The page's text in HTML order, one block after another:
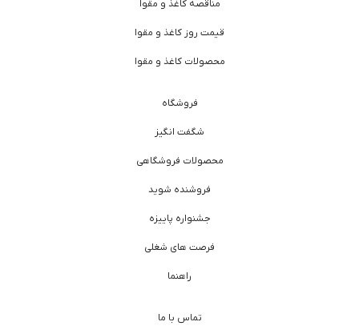
مناقصه کاغذ و مقوا
قیمت روز کاغذ و مقوا
محصولات کاغذ و مقوا
فروشگاه
شگفت انگیز
محصولات فروشگاهی
فروشنده شوید
جشنواره پاییزه
فرصت های شغلی
راهنما
تماس با ما